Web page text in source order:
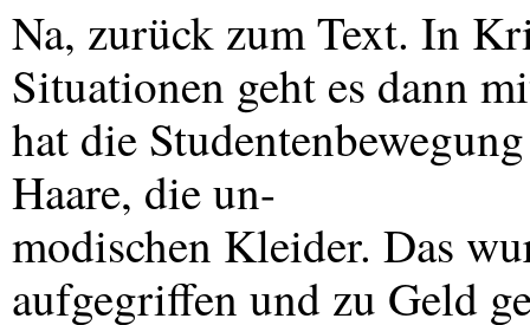
Na, zurück zum Text. In
Situationen geht es dann
hat die
Haare, die un-
modischen Kleider. Das
aufgegriffen und zu Geld